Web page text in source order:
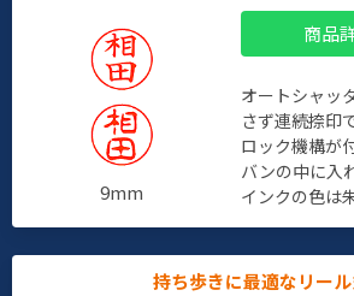
9mm
商品
オートシャッ
さず連続捺印
ロック機構が
バンの中に入
インクの色は
持ち歩きに最適なリール